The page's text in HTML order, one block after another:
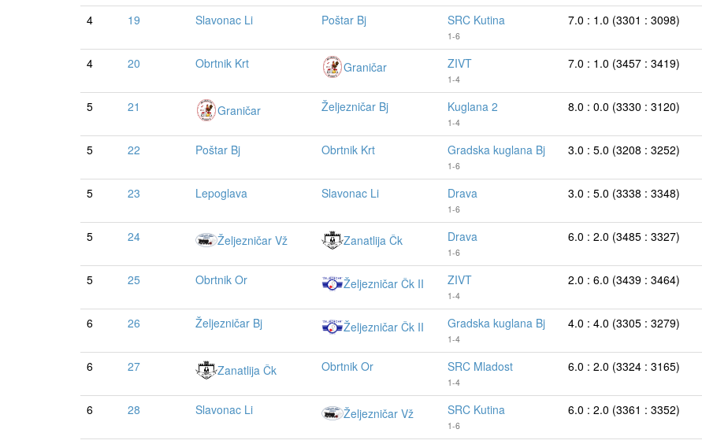
4 19 Slavonac Li Poštar Bj SRC Kutina
1-6
7.0 : 1.0 (3301 : 3098)
4 20 Obrtnik Krt Graničar ZIVT
1-4
7.0 : 1.0 (3457 : 3419)
5 21 Graničar Željezničar Bj Kuglana 2
1-4
8.0 : 0.0 (3330 : 3120)
5 22 Poštar Bj Obrtnik Krt Gradska kuglana Bj
1-6
3.0 : 5.0 (3208 : 3252)
5 23 Lepoglava Slavonac Li Drava
1-6
3.0 : 5.0 (3338 : 3348)
5 24 Željezničar Vž Zanatlija Čk Drava
1-6
6.0 : 2.0 (3485 : 3327)
5 25 Obrtnik Or Željezničar Čk II ZIVT
1-4
2.0 : 6.0 (3439 : 3464)
6 26 Željezničar Bj Željezničar Čk II Gradska kuglana Bj
1-4
4.0 : 4.0 (3305 : 3279)
6 27 Zanatlija Čk Obrtnik Or SRC Mladost
1-4
6.0 : 2.0 (3324 : 3165)
6 28 Slavonac Li Željezničar Vž SRC Kutina
1-6
6.0 : 2.0 (3361 : 3352)